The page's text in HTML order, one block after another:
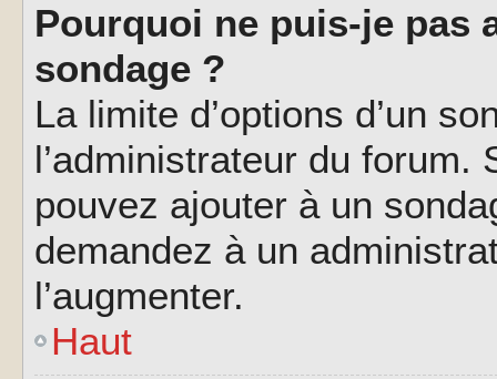
Pourquoi ne puis-je pas
sondage ?
La limite d’options d’un
l’administrateur du forum.
pouvez ajouter à un
demandez à un
l’augmenter.
Haut